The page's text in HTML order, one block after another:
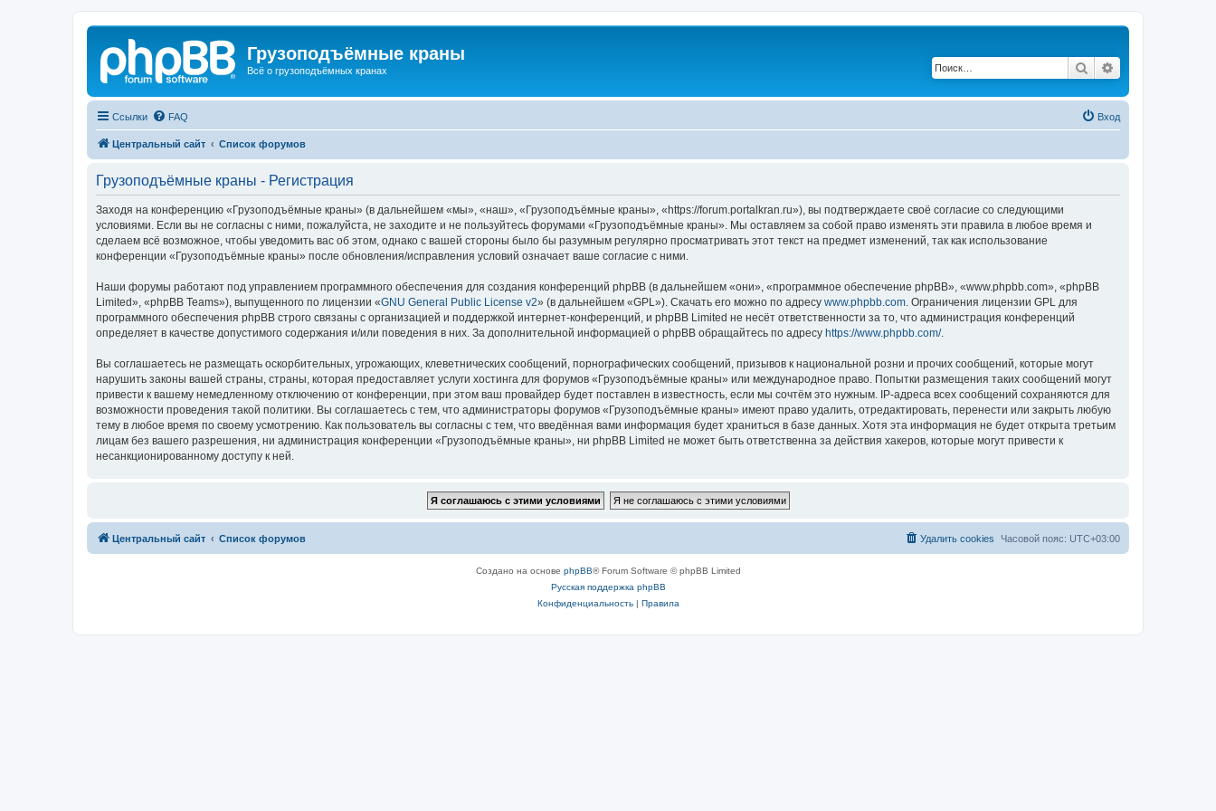
Грузоподъёмные краны
Всё о грузоподъёмных кранах Поиск
Ссылки FAQ Вход
Центральный сайт Список форумов
Грузоподъёмные краны - Регистрация
Заходя на конференцию «Грузоподъёмные краны» (в дальнейшем «мы», «наш», «Грузоподъёмные краны», «https://forum.portalkran.ru»), вы подтверждаете своё согласие со следующими
условиями. Если вы не согласны с ними, пожалуйста, не заходите и не пользуйтесь форумами «Грузоподъёмные краны». Мы оставляем за собой право изменять эти правила в любое время и
сделаем всё возможное, чтобы уведомить вас об этом, однако с вашей стороны было бы разумным регулярно просматривать этот текст на предмет изменений, так как использование
конференции «Грузоподъёмные краны» после обновления/исправления условий означает ваше согласие с ними.
Наши форумы работают под управлением программного обеспечения для создания конференций phpBB (в дальнейшем «они», «программное обеспечение phpBB», «www.phpbb.com», «phpBB
Limited», «phpBB Teams»), выпущенного по лицензии «GNU General Public License v2» (в дальнейшем «GPL»). Скачать его можно по адресу www.phpbb.com . Ограничения лицензии GPL для
программного обеспечения phpBB строго связаны с организацией и поддержкой интернет-конференций, и phpBB Limited не несёт ответственности за то, что администрация конференций
определяет в качестве допустимого содержания и/или поведения в них. За дополнительной информацией о phpBB обращайтесь по адресу https://www.phpbb.com/.
Вы соглашаетесь не размещать оскорбительных, угрожающих, клеветнических сообщений, порнографических сообщений, призывов к национальной розни и прочих сообщений, которые могут
нарушить законы вашей страны, страны, которая предоставляет услуги хостинга для форумов «Грузоподъёмные краны» или международное право. Попытки размещения таких сообщений могут
привести к вашему немедленному отключению от конференции, при этом ваш провайдер будет поставлен в известность, если мы сочтём это нужным. IP-адреса всех сообщений сохраняются для
возможности проведения такой политики. Вы соглашаетесь с тем, что администраторы форумов «Грузоподъёмные краны» имеют право удалить, отредактировать, перенести или закрыть любую
тему в любое время по своему усмотрению. Как пользователь вы согласны с тем, что введённая вами информация будет храниться в базе данных. Хотя эта информация не будет открыта третьим
лицам без вашего разрешения, ни администрация конференции «Грузоподъёмные краны», ни phpBB Limited не может быть ответственна за действия хакеров, которые могут привести к
несанкционированному доступу к ней.
Центральный сайт Список форумов Часовой пояс: UTC+03:00
Удалить cookies
Создано на основе phpBB® Forum Software © phpBB Limited
Русская поддержка phpBB
Конфиденциальность| Правила